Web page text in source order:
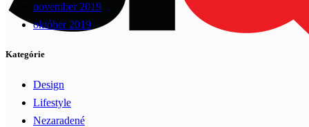
november 2019
október 2019
Kategórie
Design
Lifestyle
Nezaradené